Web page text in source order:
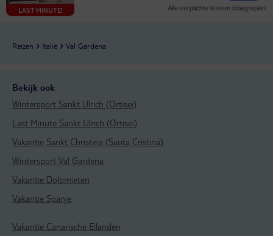
LAST MINUTE! Alle verplichte kosten inbegrepen!
Reizen Italië Val Gardena
Bekijk ook
Wintersport Sankt Ulrich (Ortisei)
Last Minute Sankt Ulrich (Ortisei)
Vakantie Sankt Christina (Santa Cristina)
Wintersport Val Gardena
Vakantie Dolomieten
Vakantie Spanje
Vakantie Canarische Eilanden